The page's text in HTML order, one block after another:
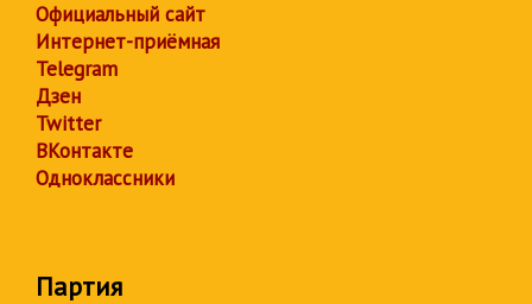
Официальный сайт
Интернет-приёмная
Telegram
Дзен
Twitter
ВКонтакте
Одноклассники
Партия